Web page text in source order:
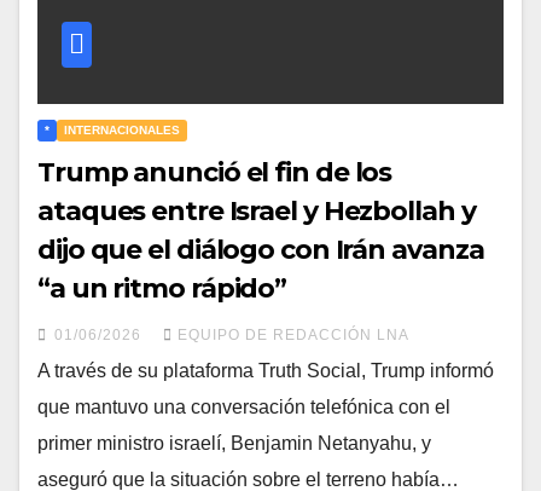
* INTERNACIONALES
Trump anunció el fin de los
ataques entre Israel y Hezbollah y
dijo que el diálogo con Irán avanza
“a un ritmo rápido”
01/06/2026 EQUIPO DE REDACCIÓN LNA
A través de su plataforma Truth Social, Trump informó
que mantuvo una conversación telefónica con el
primer ministro israelí, Benjamin Netanyahu, y
aseguró que la situación sobre el terreno había…